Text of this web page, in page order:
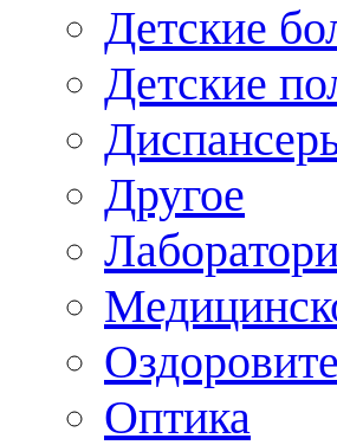
Детские
Детские
Другое
Оптика